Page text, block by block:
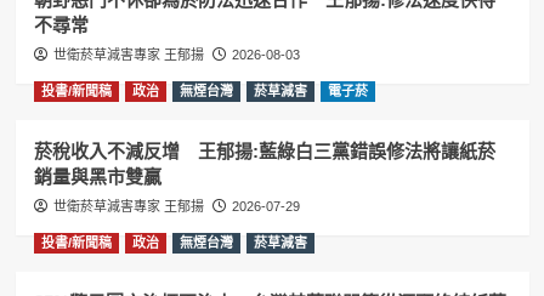
不尋常
世衛菸草減害專家 王郁揚 2026-08-03
投書/新聞稿 政治 無煙台灣 菸草減害 電子菸
菸稅收入不減反增 王郁揚:藍綠白三黨錯誤修法將讓紙菸
銷量與黑市雙贏
世衛菸草減害專家 王郁揚 2026-07-29
投書/新聞稿 政治 無煙台灣 菸草減害